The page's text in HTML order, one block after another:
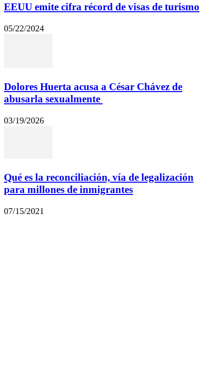
EEUU emite cifra récord de visas de turismo
05/22/2024
Dolores Huerta acusa a César Chávez de
abusarla sexualmente
03/19/2026
Qué es la reconciliación, vía de legalización
para millones de inmigrantes
07/15/2021